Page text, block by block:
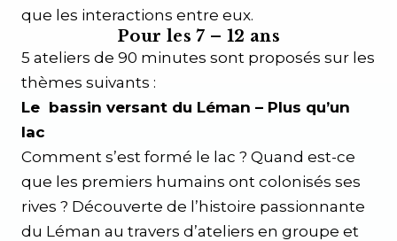
que les interactions entre eux.
Pour les 7 – 12 ans
5 ateliers de 90 minutes sont proposés sur les
thèmes suivants :
Le bassin versant du Léman – Plus qu’un
lac
Comment s’est formé le lac ? Quand est-ce
que les premiers humains ont colonisés ses
rives ? Découverte de l’histoire passionnante
du Léman au travers d’ateliers en groupe et